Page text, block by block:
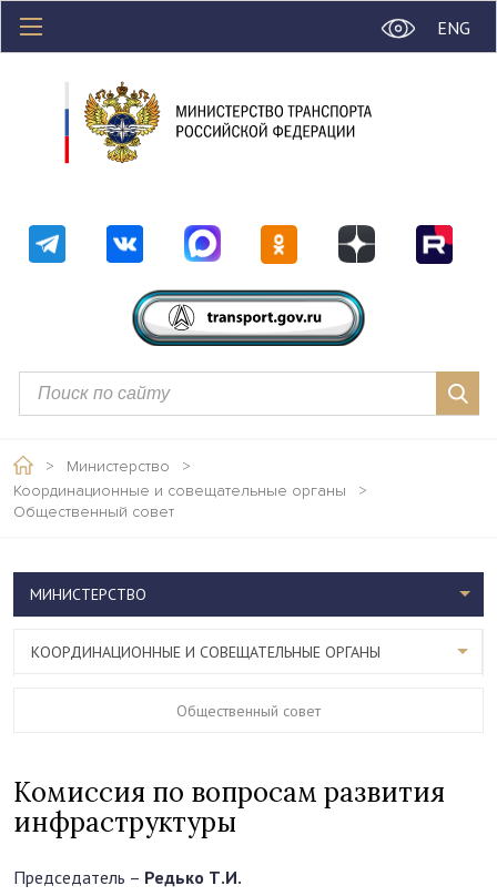
ENG
> Министерство
>
Координационные и совещательные органы
>
Общественный совет
Комиссия по вопросам развития
инфраструктуры
Председатель – Редько Т.И.
МИНИСТЕРСТВО
КООРДИНАЦИОННЫЕ И СОВЕЩАТЕЛЬНЫЕ ОРГАНЫ
Общественный совет